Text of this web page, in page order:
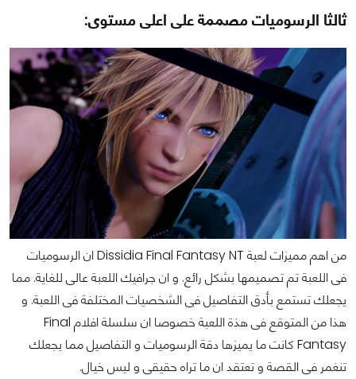
ثالثا الرسوميات مصممة على اعلى مستوى:
من اهم مميزات لعبة Dissidia Final Fantasy NT ان الرسوميات
فى اللعبة تم تصميمها بشكل رائع. و ان جرافيك اللعبة عالى للغاية. مما
يجعلك تستمع بأدق التفاصيل فى الشخصيات المختلفة فى اللعبة. و
هذا من المتوقع فى هذة اللعبة خصوصا ان سلسلة افلام Final
Fantasy كانت ما يميزها دقة الرسوميات و التفاصيل مما يجعلك
تنغمر فى القصة و تعتقد ان ما تراه حقيقى و ليس خيال.